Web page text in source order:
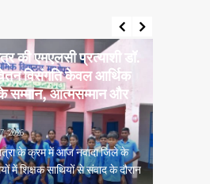
की एमएलसी प्रत्याशी डॉ.
वेतन विसंगति केवल आर्थिक
के सम्मान, आत्मसम्मान और
2026
के क्रम में आज नवादा जिले के
में शिक्षक साथियों से संवाद के दौरान